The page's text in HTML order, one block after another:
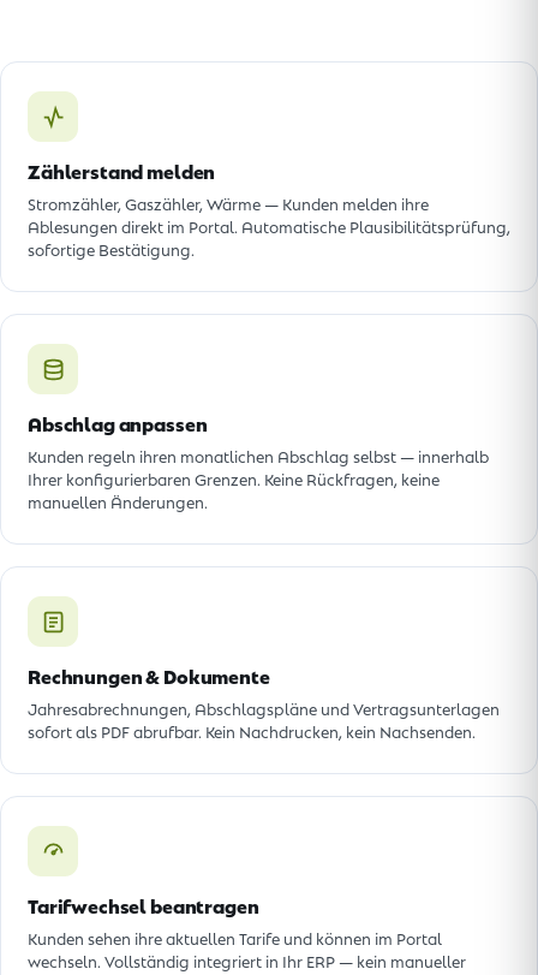
Zählerstand melden
Stromzähler, Gaszähler, Wärme — Kunden melden ihre
Ablesungen direkt im Portal. Automatische Plausibilitätsprüfung,
sofortige Bestätigung.
Abschlag anpassen
Kunden regeln ihren monatlichen Abschlag selbst — innerhalb
Ihrer konfigurierbaren Grenzen. Keine Rückfragen, keine
manuellen Änderungen.
Rechnungen & Dokumente
Jahresabrechnungen, Abschlagspläne und Vertragsunterlagen
sofort als PDF abrufbar. Kein Nachdrucken, kein Nachsenden.
Tarifwechsel beantragen
Kunden sehen ihre aktuellen Tarife und können im Portal
wechseln. Vollständig integriert in Ihr ERP — kein manueller